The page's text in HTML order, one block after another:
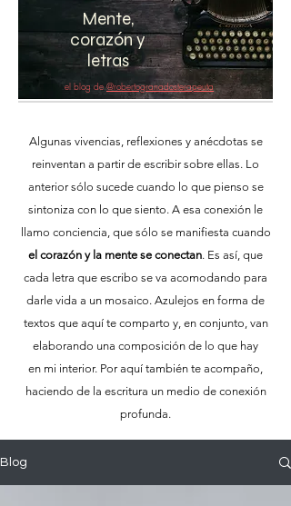
Mente,
corazón y
letras
el blog de@robertogranadosterapeuta
Blog
Algunas vivencias, reflexiones y anécdotas se
reinventan a partir de escribir sobre ellas. Lo
anterior sólo sucede cuando lo que pienso se
sintoniza con lo que siento. A esa conexión le
llamo conciencia, que sólo se manifiesta cuando
el corazón y la mente se conectan. Es así, que
cada letra que escribo se va acomodando para
darle vida a un mosaico. Azulejos en forma de
textos que aquíte comparto y, en conjunto, van
elaborando una composición de lo que hay
en mi interior. Por aquí también te acompaño,
haciendo de la escritura un medio de conexión
profunda.